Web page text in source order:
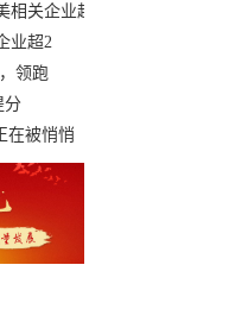
关企业超
业超2
领跑
分
在被悄悄